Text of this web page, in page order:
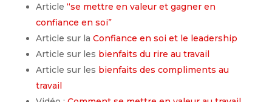
Article “se mettre en valeur et gagner en
confiance en soi”
Article sur la Confiance en soi et le leadership
Article sur les bienfaits du rire au travail
Article sur les bienfaits des compliments au
travail